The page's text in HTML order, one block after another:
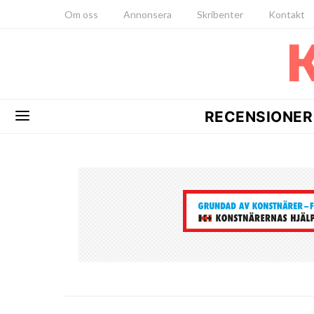
Om oss Annonsera Skribenter Kontakt
RECENSIONER